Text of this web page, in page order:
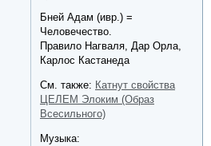
Бней Адам (ивр.) =
Человечество.
Правило Нагваля, Дар Орла,
Карлос Кастанеда
См. также: Катнут свойства
ЦЕЛЕМ Элоким (Образ
Всесильного)
Музыка: